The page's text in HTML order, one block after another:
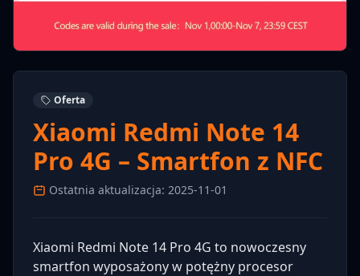
Oferta
Xiaomi Redmi Note 14
Pro 4G – Smartfon z NFC
Ostatnia aktualizacja: 2025-11-01
Xiaomi Redmi Note 14 Pro 4G to nowoczesny
smartfon wyposażony w potężny procesor